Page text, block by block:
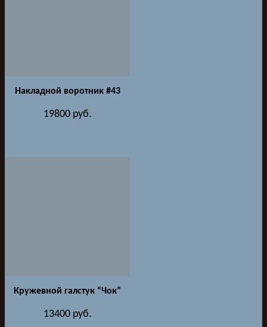
Накладной воротник #43
19800руб.
Кружевной галстук “Чок”
13400руб.